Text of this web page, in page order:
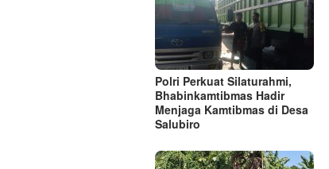
Polri Perkuat Silaturahmi,
Bhabinkamtibmas Hadir
Menjaga Kamtibmas di Desa
Salubiro